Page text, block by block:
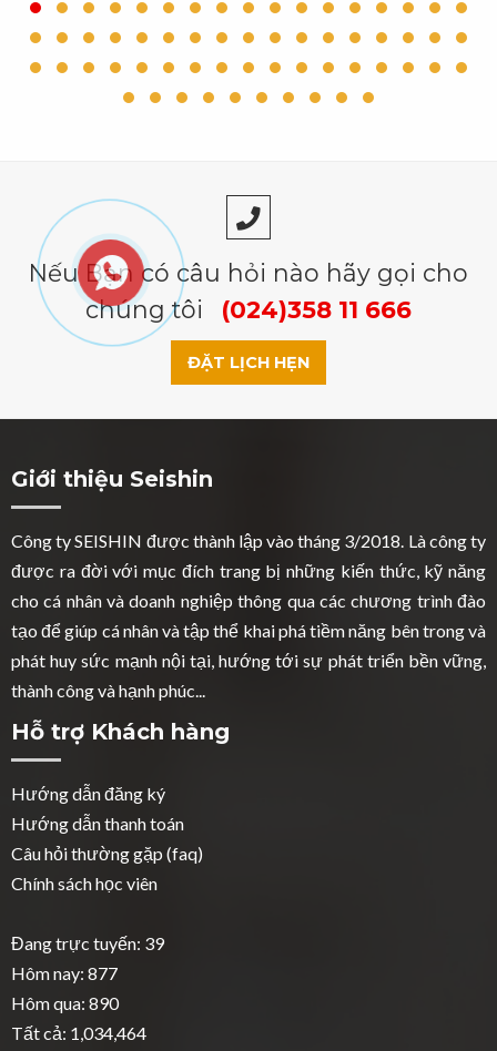
Nếu Bạn có câu hỏi nào hãy gọi cho
chúng tôi
(024)358 11 666
ĐẶT LỊCH HẸN
Giới thiệu Seishin
Công ty SEISHIN được thành lập vào tháng 3/2018. Là công ty
được ra đời với mục đích trang bị những kiến thức, kỹ năng
cho cá nhân và doanh nghiệp thông qua các chương trình đào
tạo để giúp cá nhân và tập thể khai phá tiềm năng bên trong và
phát huy sức mạnh nội tại, hướng tới sự phát triển bền vững,
thành công và hạnh phúc...
Hỗ trợ Khách hàng
Hướng dẫn đăng ký
Hướng dẫn thanh toán
Câu hỏi thường gặp (faq)
Chính sách học viên
Đang trực tuyến: 39
Hôm nay: 877
Hôm qua: 890
Tất cả: 1,034,464